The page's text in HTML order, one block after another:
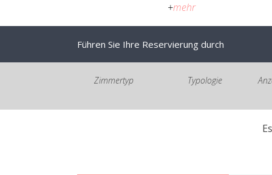
+mehr
Führen Sie Ihre Reservierung durch
Zimmertyp Typologie